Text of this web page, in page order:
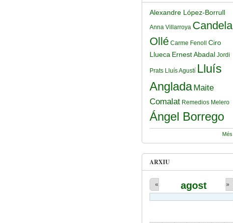
Alexandre López-Borrull
Anna Villarroya Candela
Ollé Carme Fenoll
Ciro
Llueca Ernest Abadal Jordi
Prats Lluís Agustí Lluís
Anglada Maite
Comalat Remedios Melero
Ángel Borrego
Més
ARXIU
agost
« »